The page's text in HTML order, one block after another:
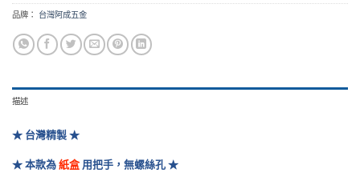
品牌： 台灣阿成五金
描述
★ 台灣精製 ★
★ 本款為紙盒用把手，無螺絲孔 ★